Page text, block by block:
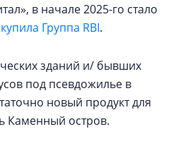
в начале 2025-го стало
Группа RBI.
зданий и/ бывших
под псевдожилье в
новый продукт для
Каменный остров.